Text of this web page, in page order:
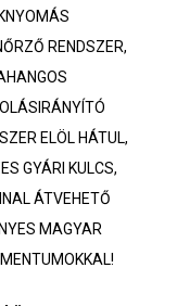
RENDSZER,
ELÖL HÁTUL,
GYÁRI KULCS,
ÁTVEHETŐ
MAGYAR